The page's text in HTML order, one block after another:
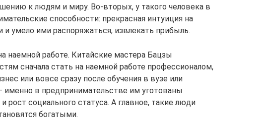
к людям и миру. Во-вторых, у такого человека в
способности: прекрасная интуиция на
и умело ими распоряжаться, извлекать прибыль.
наемной работе. Китайские мастера Бацзы
сначала стать на наемной работе профессионалом,
или вовсе сразу после обучения в вузе или
в предпринимательстве им уготованы
рост социального статуса. А главное, такие люди
богатыми.